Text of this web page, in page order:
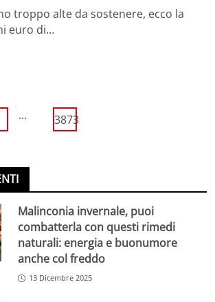
troppo alte da sostenere, ecco la
euro di…
... 3873
Malinconia invernale, puoi
combatterla con questi rimedi
naturali: energia e buonumore
anche col freddo
13 Dicembre 2025